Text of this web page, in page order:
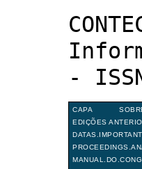
-
CAPA
EDIÇÕES